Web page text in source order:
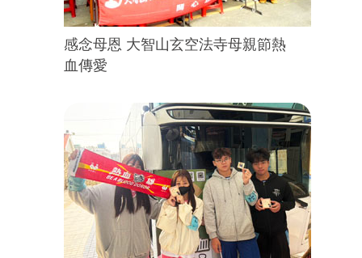
感念母恩 大智山玄空法寺母親節熱
血傳愛